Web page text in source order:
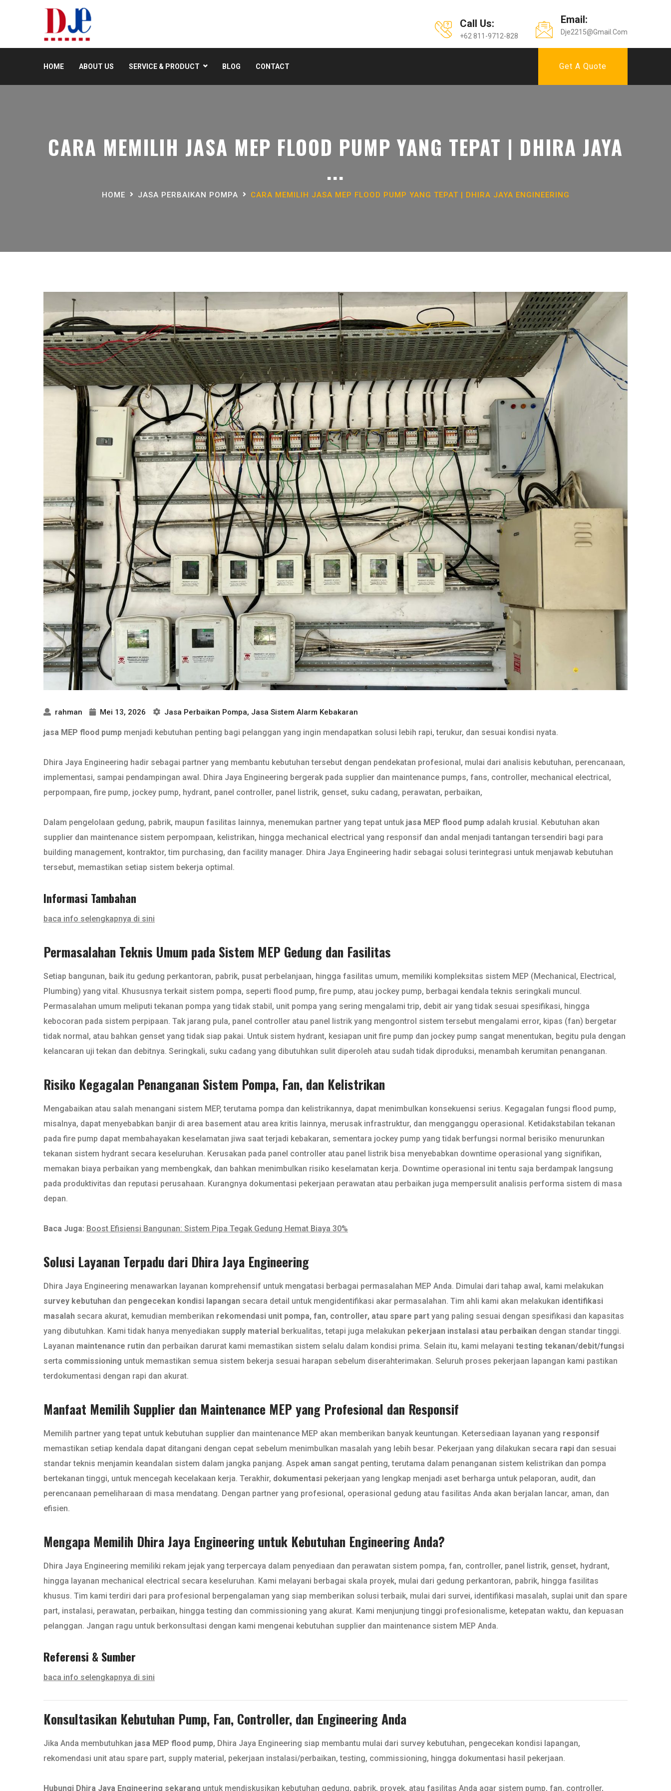
Call Us:
+62 811-9712-828
Email:
Dje2215@gmail.com
HOME ABOUT US SERVICE & PRODUCT BLOG CONTACT Get A Quote
CARA MEMILIH JASA MEP FLOOD PUMP YANG TEPAT | DHIRA JAYA
...
HOME JASA PERBAIKAN POMPA CARA MEMILIH JASA MEP FLOOD PUMP YANG TEPAT | DHIRA JAYA ENGINEERING
rahman Mei 13, 2026 Jasa Perbaikan Pompa, Jasa Sistem Alarm Kebakaran
jasa MEP flood pump menjadi kebutuhan penting bagi pelanggan yang ingin mendapatkan solusi lebih rapi, terukur, dan sesuai kondisi nyata.
Dhira Jaya Engineering hadir sebagai partner yang membantu kebutuhan tersebut dengan pendekatan profesional, mulai dari analisis kebutuhan, perencanaan,
implementasi, sampai pendampingan awal. Dhira Jaya Engineering bergerak pada supplier dan maintenance pumps, fans, controller, mechanical electrical,
perpompaan, fire pump, jockey pump, hydrant, panel controller, panel listrik, genset, suku cadang, perawatan, perbaikan,
Dalam pengelolaan gedung, pabrik, maupun fasilitas lainnya, menemukan partner yang tepat untuk jasa MEP flood pump adalah krusial. Kebutuhan akan
supplier dan maintenance sistem perpompaan, kelistrikan, hingga mechanical electrical yang responsif dan andal menjadi tantangan tersendiri bagi para
building management, kontraktor, tim purchasing, dan facility manager. Dhira Jaya Engineering hadir sebagai solusi terintegrasi untuk menjawab kebutuhan
tersebut, memastikan setiap sistem bekerja optimal.
Informasi Tambahan
baca info selengkapnya di sini
Permasalahan Teknis Umum pada Sistem MEP Gedung dan Fasilitas
Setiap bangunan, baik itu gedung perkantoran, pabrik, pusat perbelanjaan, hingga fasilitas umum, memiliki kompleksitas sistem MEP (Mechanical, Electrical,
Plumbing) yang vital. Khususnya terkait sistem pompa, seperti flood pump, fire pump, atau jockey pump, berbagai kendala teknis seringkali muncul.
Permasalahan umum meliputi tekanan pompa yang tidak stabil, unit pompa yang sering mengalami trip, debit air yang tidak sesuai spesifikasi, hingga
kebocoran pada sistem perpipaan. Tak jarang pula, panel controller atau panel listrik yang mengontrol sistem tersebut mengalami error, kipas (fan) bergetar
tidak normal, atau bahkan genset yang tidak siap pakai. Untuk sistem hydrant, kesiapan unit fire pump dan jockey pump sangat menentukan, begitu pula dengan
kelancaran uji tekan dan debitnya. Seringkali, suku cadang yang dibutuhkan sulit diperoleh atau sudah tidak diproduksi, menambah kerumitan penanganan.
Risiko Kegagalan Penanganan Sistem Pompa, Fan, dan Kelistrikan
Mengabaikan atau salah menangani sistem MEP, terutama pompa dan kelistrikannya, dapat menimbulkan konsekuensi serius. Kegagalan fungsi flood pump,
misalnya, dapat menyebabkan banjir di area basement atau area kritis lainnya, merusak infrastruktur, dan mengganggu operasional. Ketidakstabilan tekanan
pada fire pump dapat membahayakan keselamatan jiwa saat terjadi kebakaran, sementara jockey pump yang tidak berfungsi normal berisiko menurunkan
tekanan sistem hydrant secara keseluruhan. Kerusakan pada panel controller atau panel listrik bisa menyebabkan downtime operasional yang signifikan,
memakan biaya perbaikan yang membengkak, dan bahkan menimbulkan risiko keselamatan kerja. Downtime operasional ini tentu saja berdampak langsung
pada produktivitas dan reputasi perusahaan. Kurangnya dokumentasi pekerjaan perawatan atau perbaikan juga mempersulit analisis performa sistem di masa
depan.
Baca Juga: Boost Efisiensi Bangunan: Sistem Pipa Tegak Gedung Hemat Biaya 30%
Solusi Layanan Terpadu dari Dhira Jaya Engineering
Dhira Jaya Engineering menawarkan layanan komprehensif untuk mengatasi berbagai permasalahan MEP Anda. Dimulai dari tahap awal, kami melakukan
survey kebutuhan dan pengecekan kondisi lapangan secara detail untuk mengidentifikasi akar permasalahan. Tim ahli kami akan melakukan identifikasi
masalah secara akurat, kemudian memberikan rekomendasi unit pompa, fan, controller, atau spare part yang paling sesuai dengan spesifikasi dan kapasitas
yang dibutuhkan. Kami tidak hanya menyediakan supply material berkualitas, tetapi juga melakukan pekerjaan instalasi atau perbaikan dengan standar tinggi.
Layanan maintenance rutin dan perbaikan darurat kami memastikan sistem selalu dalam kondisi prima. Selain itu, kami melayani testing tekanan/debit/fungsi
serta commissioning untuk memastikan semua sistem bekerja sesuai harapan sebelum diserahterimakan. Seluruh proses pekerjaan lapangan kami pastikan
terdokumentasi dengan rapi dan akurat.
Manfaat Memilih Supplier dan Maintenance MEP yang Profesional dan Responsif
Memilih partner yang tepat untuk kebutuhan supplier dan maintenance MEP akan memberikan banyak keuntungan. Ketersediaan layanan yang responsif
memastikan setiap kendala dapat ditangani dengan cepat sebelum menimbulkan masalah yang lebih besar. Pekerjaan yang dilakukan secara rapi dan sesuai
standar teknis menjamin keandalan sistem dalam jangka panjang. Aspek aman sangat penting, terutama dalam penanganan sistem kelistrikan dan pompa
bertekanan tinggi, untuk mencegah kecelakaan kerja. Terakhir, dokumentasi pekerjaan yang lengkap menjadi aset berharga untuk pelaporan, audit, dan
perencanaan pemeliharaan di masa mendatang. Dengan partner yang profesional, operasional gedung atau fasilitas Anda akan berjalan lancar, aman, dan
efisien.
Mengapa Memilih Dhira Jaya Engineering untuk Kebutuhan Engineering Anda?
Dhira Jaya Engineering memiliki rekam jejak yang terpercaya dalam penyediaan dan perawatan sistem pompa, fan, controller, panel listrik, genset, hydrant,
hingga layanan mechanical electrical secara keseluruhan. Kami melayani berbagai skala proyek, mulai dari gedung perkantoran, pabrik, hingga fasilitas
khusus. Tim kami terdiri dari para profesional berpengalaman yang siap memberikan solusi terbaik, mulai dari survei, identifikasi masalah, suplai unit dan spare
part, instalasi, perawatan, perbaikan, hingga testing dan commissioning yang akurat. Kami menjunjung tinggi profesionalisme, ketepatan waktu, dan kepuasan
pelanggan. Jangan ragu untuk berkonsultasi dengan kami mengenai kebutuhan supplier dan maintenance sistem MEP Anda.
Referensi & Sumber
baca info selengkapnya di sini
Konsultasikan Kebutuhan Pump, Fan, Controller, dan Engineering Anda
Jika Anda membutuhkan jasa MEP flood pump, Dhira Jaya Engineering siap membantu mulai dari survey kebutuhan, pengecekan kondisi lapangan,
rekomendasi unit atau spare part, supply material, pekerjaan instalasi/perbaikan, testing, commissioning, hingga dokumentasi hasil pekerjaan.
Hubungi Dhira Jaya Engineering sekarang untuk mendiskusikan kebutuhan gedung, pabrik, proyek, atau fasilitas Anda agar sistem pump, fan, controller,